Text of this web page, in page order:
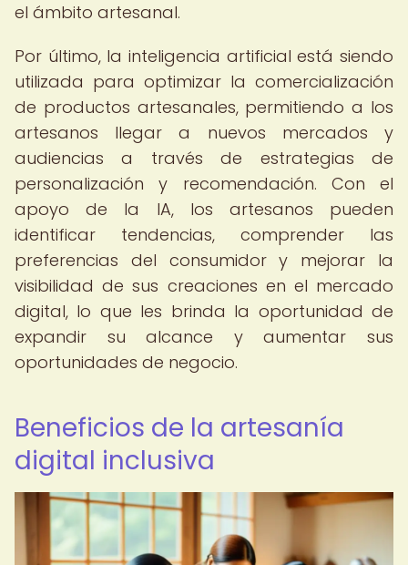
el ámbito artesanal.
Por último, la inteligencia artificial está siendo
utilizada para optimizar la comercialización
de productos artesanales, permitiendo a los
artesanos llegar a nuevos mercados y
audiencias a través de estrategias de
personalización y recomendación. Con el
apoyo de la IA, los artesanos pueden
identificar tendencias, comprender las
preferencias del consumidor y mejorar la
visibilidad de sus creaciones en el mercado
digital, lo que les brinda la oportunidad de
expandir su alcance y aumentar sus
oportunidades de negocio.
Beneficios de la artesanía
digital inclusiva